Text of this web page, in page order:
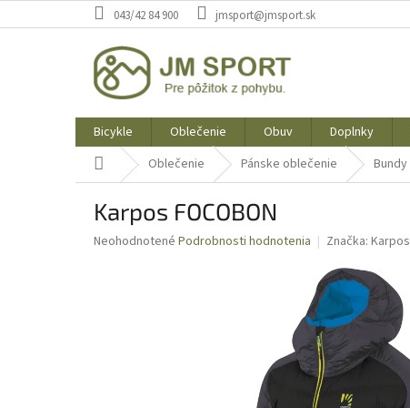
na
043/42 84 900 jmsport@jmsport.sk
Bicykle Oblečenie Obuv Doplnky
Domov Oblečenie Pánske oblečenie Bundy
Karpos FOCOBON
Priemerné
Neohodnotené Podrobnosti hodnotenia Značka: Karpos